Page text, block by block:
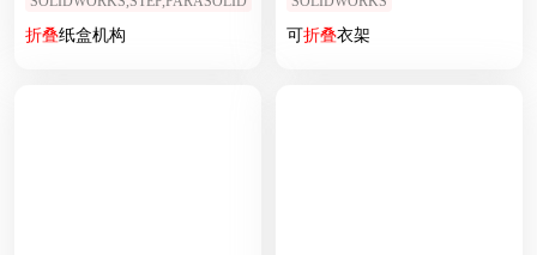
折叠纸盒机构 可折叠衣架